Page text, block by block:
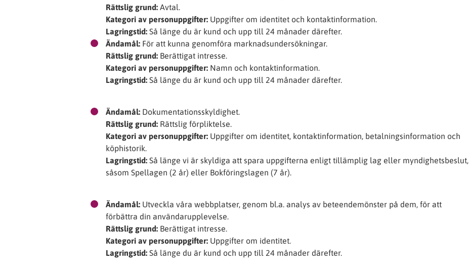
Rättslig grund: Avtal.
Kategori av personuppgifter: Uppgifter om identitet och kontaktinformation.
Lagringstid: Så länge du är kund och upp till 24 månader därefter.
Ändamål: För att kunna genomföra marknadsundersökningar.
Rättslig grund: Berättigat intresse.
Kategori av personuppgifter: Namn och kontaktinformation.
Lagringstid: Så länge du är kund och upp till 24 månader därefter.
Ändamål: Dokumentationsskyldighet.
Rättslig grund: Rättslig förpliktelse.
Kategori av personuppgifter: Uppgifter om identitet, kontaktinformation, betalningsinformation och
köphistorik.
Lagringstid: Så länge vi är skyldiga att spara uppgifterna enligt tillämplig lag eller myndighetsbeslut,
såsom Spellagen (2 år) eller Bokföringslagen (7 år).
Ändamål: Utveckla våra webbplatser, genom bl.a. analys av beteendemönster på dem, för att
förbättra din användarupplevelse.
Rättslig grund: Berättigat intresse.
Kategori av personuppgifter: Uppgifter om identitet.
Lagringstid:Så länge du är kund och upp till 24 månader därefter.